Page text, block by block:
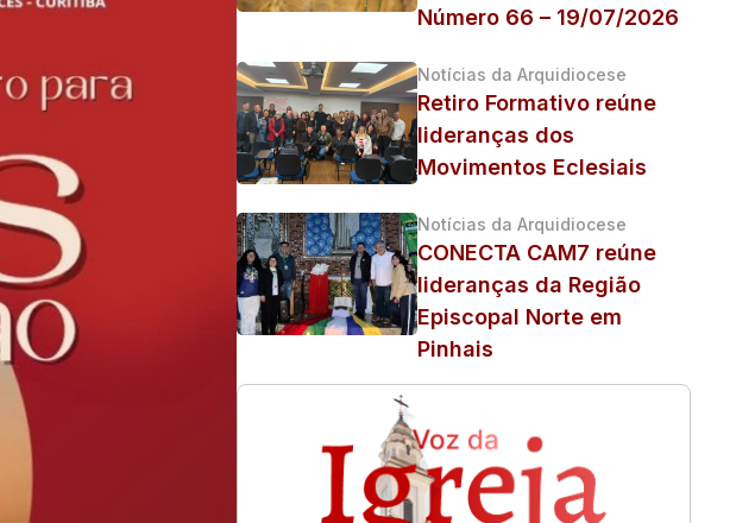
Número 66 – 19/07/2026
Notícias da Arquidiocese
Retiro Formativo reúne
lideranças dos
Movimentos Eclesiais
Notícias da Arquidiocese
CONECTA CAM7 reúne
lideranças da Região
Episcopal Norte em
Pinhais